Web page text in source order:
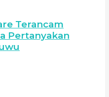
Terancam
Pertanyakan